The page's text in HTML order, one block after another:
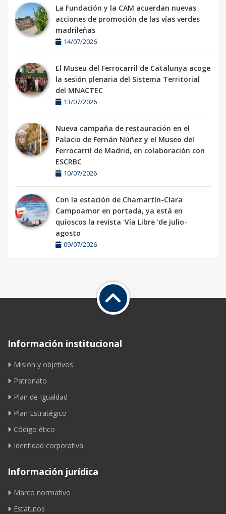
La Fundación y la CAM acuerdan nuevas
acciones de promoción de las vías verdes
madrileñas
14/07/2026
El Museu del Ferrocarril de Catalunya acoge
la sesión plenaria del Sistema Territorial
del MNACTEC
13/07/2026
Nueva campaña de restauración en el
Palacio de Fernán Núñez y el Museo del
Ferrocarril de Madrid, en colaboración con
ESCRBC
10/07/2026
Con la estación de Chamartín-Clara
Campoamor en portada, ya está en
quioscos la revista 'Vía Libre 'de julio-
agosto
09/07/2026
Información institucional
Misión y objetivos
Patronato
Plan de Igualdad
Plan Estratégico
Código ético
Identidad corporativa
Información jurídica
Marco normativo
Estatutos